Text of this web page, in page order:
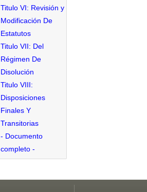
Titulo VI: Revisión y
Modificación De
Estatutos
Titulo VII: Del
Régimen De
Disolución
Titulo VIII:
Disposiciones
Finales Y
Transitorias
- Documento
completo -